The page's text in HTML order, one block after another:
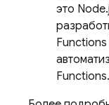
это
Functions
Functions.